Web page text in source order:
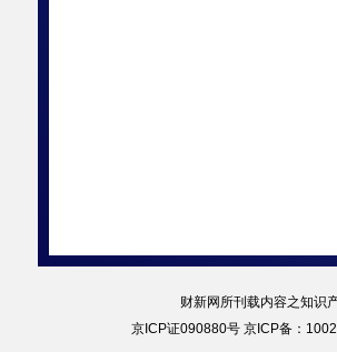
财新网所刊载内容之知识
京ICP证090880号京ICP备：